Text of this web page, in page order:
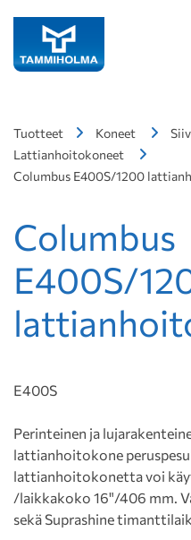
Tuotteet Koneet
Lattianhoitokoneet
Columbus E400S/1200
Columbus
E400S/
E400S
Perinteinen ja
lattianhoitokone
lattianhoitokonetta voi
/laikkakoko 16"/406 mm.
sekä Suprashine